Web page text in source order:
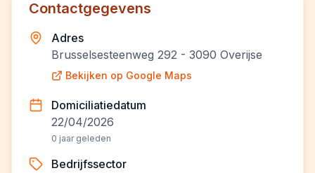
Contactgegevens
Adres
Brusselsesteenweg 292 - 3090 Overijse
Bekijken op Google Maps
Domiciliatiedatum
22/04/2026
0 jaar geleden
Bedrijfssector